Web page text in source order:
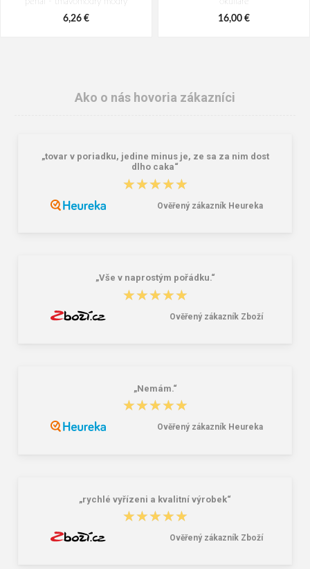
penál - tmavomodrý modrý
6,26 €
okuliare
16,00 €
Reisenthel Mini Maxi Shopper Dots
Lee Cooper LCW-26-07-4152M
Ako o nás hovoria zákazníci
„tovar v poriadku, jedine minus je, ze sa za nim dost
dlho caka“
★★★★★
★★★★★
Ověřený zákazník Heureka
„Vše v naprostým pořádku.“
★★★★★
★★★★★
Ověřený zákazník Zboží
„Nemám.“
★★★★★
★★★★★
Ověřený zákazník Heureka
„rychlé vyřízeni a kvalitní výrobek“
★★★★★
★★★★★
Ověřený zákazník Zboží